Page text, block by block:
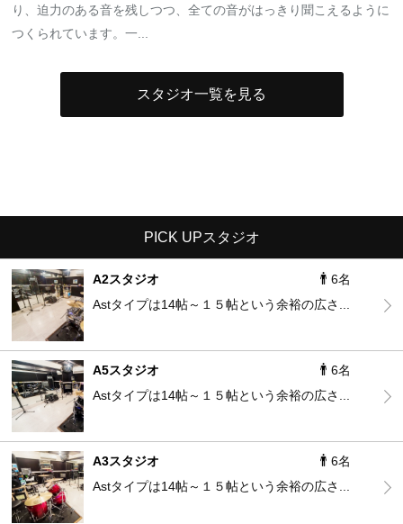
り、迫力のある音を残しつつ、全ての音がはっきり聞こえるように
つくられています。一...
スタジオ一覧を見る
PICK UPスタジオ
A2スタジオ
6名
Astタイプは14帖～１５帖という余裕の広さ...
A5スタジオ
6名
Astタイプは14帖～１５帖という余裕の広さ...
A3スタジオ
6名
Astタイプは14帖～１５帖という余裕の広さ...